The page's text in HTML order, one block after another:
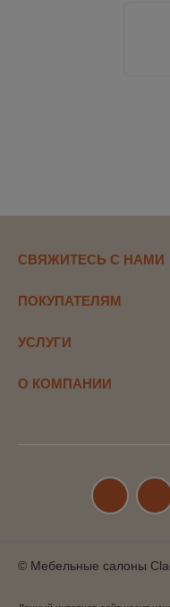
СВЯЖИТЕСЬ С НАМИ
ПОКУПАТЕЛЯМ
УСЛУГИ
О КОМПАНИИ
© Мебельные салоны